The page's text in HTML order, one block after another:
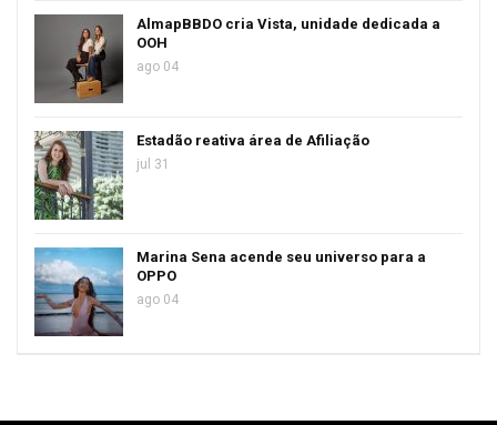
AlmapBBDO cria Vista, unidade dedicada a
OOH
ago 04
Estadão reativa área de Afiliação
jul 31
Marina Sena acende seu universo para a
OPPO
ago 04